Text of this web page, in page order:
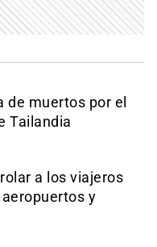
de muertos por el
Tailandia
a los viajeros
y